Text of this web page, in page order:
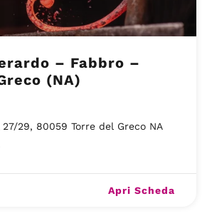
– Fabbro –
(NA)
29, 80059 Torre del Greco NA
Apri Scheda